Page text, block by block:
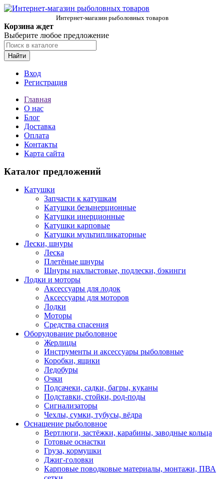
Интернет-магазин рыболовных товаров
Корзина ждет
Выберите любое предложение
Найти
Вход
Регистрация
Главная
О нас
Блог
Доставка
Оплата
Контакты
Карта сайта
Каталог предложений
Катушки
Запчасти к катушкам
Катушки безынерционные
Катушки инерционные
Катушки карповые
Катушки мультипликаторные
Лески, шнуры
Леска
Плетёные шнуры
Шнуры нахлыстовые, подлески, бэкинги
Лодки и моторы
Аксессуары для лодок
Аксессуары для моторов
Лодки
Моторы
Средства спасения
Оборудование рыболовное
Жерлицы
Инструменты и аксессуары рыболовные
Коробки, ящики
Ледобуры
Очки
Подсачеки, садки, багры, куканы
Подставки, стойки, род-поды
Сигнализаторы
Чехлы, сумки, тубусы, вёдра
Оснащение рыболовное
Вертлюги, застёжки, карабины, заводные кольца
Готовые оснастки
Груза, кормушки
Джиг-головки
Карповые поводковые материалы, монтажи, ПВА